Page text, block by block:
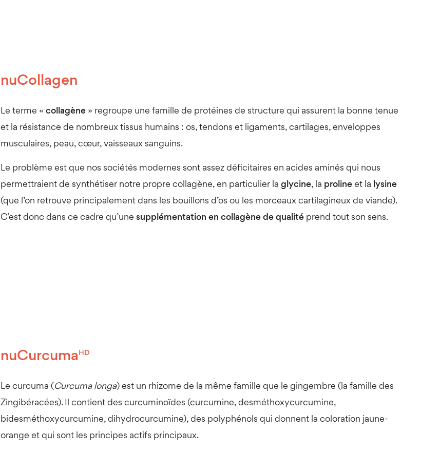
nuCollagen
Le terme «collagène » regroupe une famille de protéines de structure qui assurent la bonne tenue
et la résistance de nombreux tissus humains : os, tendons et ligaments, cartilages, enveloppes
musculaires, peau, cœur, vaisseaux sanguins.
Le problème est que nos sociétés modernes sont assez déficitaires en acides aminés qui nous
permettraient de synthétiser notre propre collagène, en particulier laglycine, la proline et la lysine
(que l’on retrouve principalement dans les bouillons d’os ou les morceaux cartilagineux de viande).
C’est donc dans ce cadre qu’unesupplémentation en collagène de qualité prend tout son sens.
nuCurcuma HD
Le curcuma ( Curcuma longa) est un rhizome de la même famille que le gingembre (la famille des
Zingibéracées). Il contient des curcuminoïdes (curcumine, desméthoxycurcumine,
bidesméthoxycurcumine, dihydrocurcumine), des polyphénols qui donnent la coloration jaune-
orange et qui sont les principes actifs principaux.